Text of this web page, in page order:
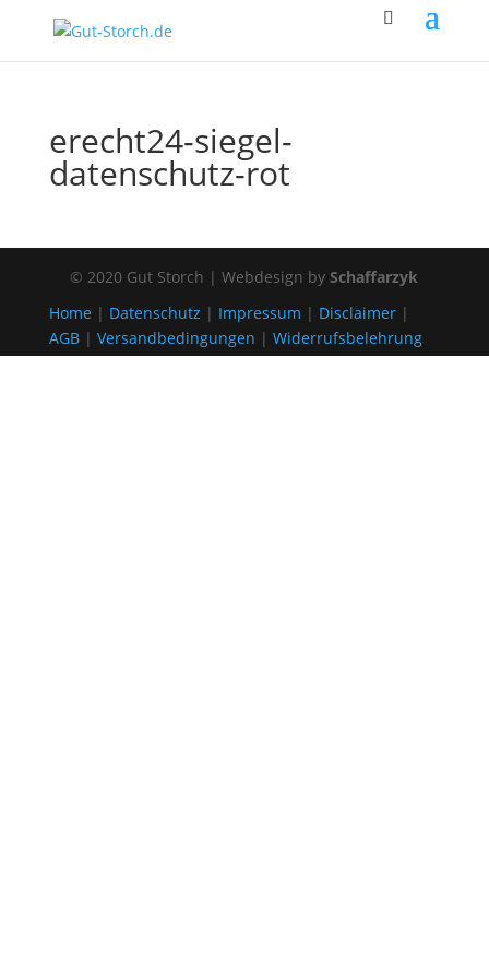
erecht24-siegel-
datenschutz-rot
© 2020 Gut Storch | Webdesign bySchaffarzyk
Home| Datenschutz | Impressum | Disclaimer|
AGB| Versandbedingungen | Widerrufsbelehrung